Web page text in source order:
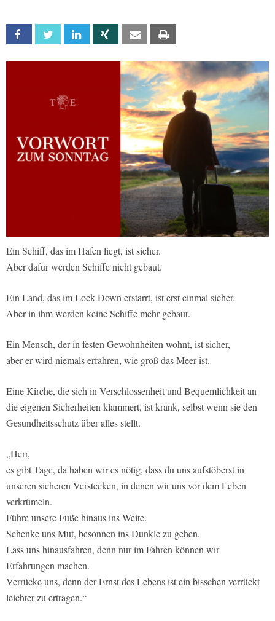
Facebook Twitter Linkedin Xing Email
Ein Schiff, das im Hafen liegt, ist sicher.
Aber dafür werden Schiffe nicht gebaut.
Ein Land, das im Lock-Down erstarrt, ist erst einmal sicher.
Aber in ihm werden keine Schiffe mehr gebaut.
Ein Mensch, der in festen Gewohnheiten wohnt, ist sicher,
aber er wird niemals erfahren, wie groß das Meer ist.
Eine Kirche, die sich in Verschlossenheit und Bequemlichkeit an
die eigenen Sicherheiten klammert, ist krank, selbst wenn sie den
Gesundheitsschutz über alles stellt.
„Herr,
es gibt Tage, da haben wir es nötig, dass du uns aufstöberst in
unseren sicheren Verstecken, in denen wir uns vor dem Leben
verkrümeln.
Führe unsere Füße hinaus ins Weite.
Schenke uns Mut, besonnen ins Dunkle zu gehen.
Lass uns hinausfahren, denn nur im Fahren können wir
Erfahrungen machen.
Verrücke uns, denn der Ernst des Lebens ist ein bisschen verrückt
leichter zu ertragen.“